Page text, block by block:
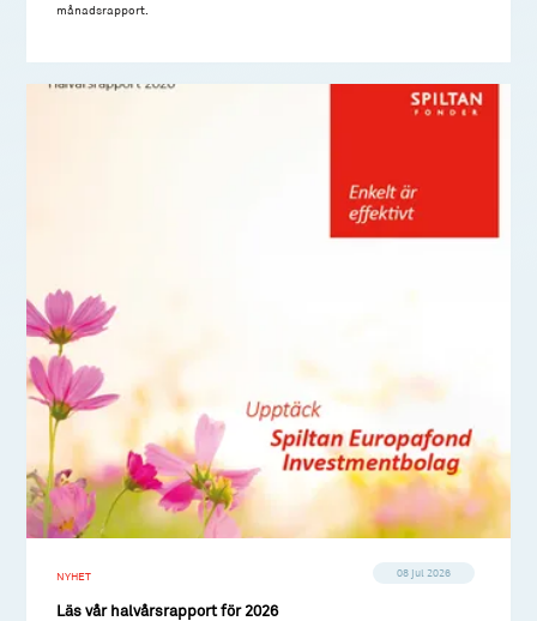
månadsrapport.
NYHET 08 jul 2026
Läs vår halvårsrapport för 2026